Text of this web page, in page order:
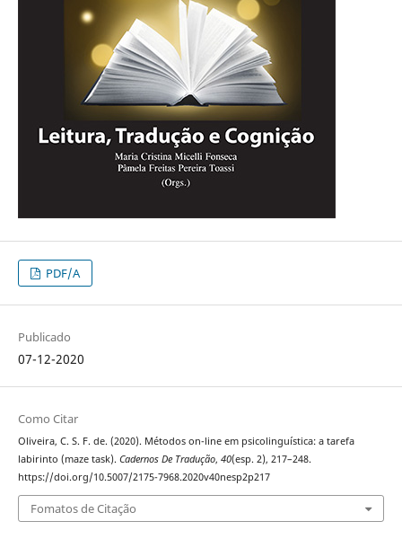
PDF/A
Publicado
07-12-2020
Como Citar
Oliveira, C. S. F. de. (2020). Métodos on-line em psicolinguística: a tarefa
labirinto (maze task). Cadernos De Tradução, 40(esp. 2), 217–248.
https://doi.org/10.5007/2175-7968.2020v40nesp2p217
Fomatos de Citação